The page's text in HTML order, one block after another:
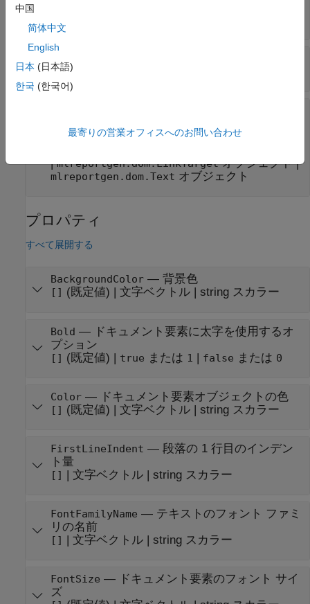
文字ベクトル
mlreportgen.dom.Imageオブジェクト
|mlreportgen.dom.LinkTargetオブジェクト|
mlreportgen.dom.Text オブジェクト
プロパティ
すべて展開する
BackgroundColor— 背景色
[] (既定値) | 文字ベクトル| string スカラー
Bold — ドキュメント要素に太字を使用するオ
プション
[] (既定値) | true または 1 | false または 0
Color— ドキュメント要素オブジェクトの色
[] (既定値) | 文字ベクトル| string スカラー
FirstLineIndent — 段落の 1 行目のインデン
ト量
[] | 文字ベクトル| string スカラー
FontFamilyName — テキストのフォント ファミ
リの名前
[] | 文字ベクトル| string スカラー
FontSize — ドキュメント要素のフォント サイ
ズ
中国
简体中文
English
日本 (日本語)
한국 (한국어)
最寄りの営業オフィスへのお問い合わせ